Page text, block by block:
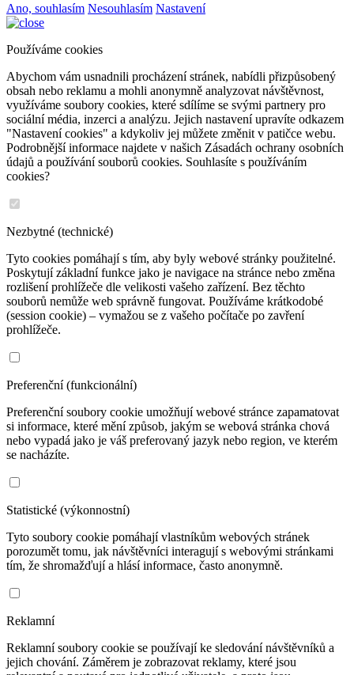
Ano, souhlasím Nesouhlasím Nastavení
Používáme cookies
Abychom vám usnadnili procházení stránek, nabídli přizpůsobený
obsah nebo reklamu a mohli anonymně analyzovat návštěvnost,
využíváme soubory cookies, které sdílíme se svými partnery pro
sociální média, inzerci a analýzu. Jejich nastavení upravíte odkazem
"Nastavení cookies" a kdykoliv jej můžete změnit v patičce webu.
Podrobnější informace najdete v našich Zásadách ochrany osobních
údajů a používání souborů cookies. Souhlasíte s používáním
cookies?
Nezbytné (technické)
Tyto cookies pomáhají s tím, aby byly webové stránky použitelné.
Poskytují základní funkce jako je navigace na stránce nebo změna
rozlišení prohlížeče dle velikosti vašeho zařízení. Bez těchto
souborů nemůže web správně fungovat. Používáme krátkodobé
(session cookie) – vymažou se z vašeho počítače po zavření
prohlížeče.
Preferenční (funkcionální)
Preferenční soubory cookie umožňují webové stránce zapamatovat
si informace, které mění způsob, jakým se webová stránka chová
nebo vypadá jako je váš preferovaný jazyk nebo region, ve kterém
se nacházíte.
Statistické (výkonnostní)
Tyto soubory cookie pomáhají vlastníkům webových stránek
porozumět tomu, jak návštěvníci interagují s webovými stránkami
tím, že shromažďují a hlásí informace, často anonymně.
Reklamní
Reklamní soubory cookie se používají ke sledování návštěvníků a
jejich chování. Záměrem je zobrazovat reklamy, které jsou